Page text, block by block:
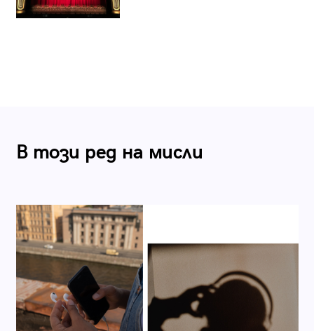
В този ред на мисли